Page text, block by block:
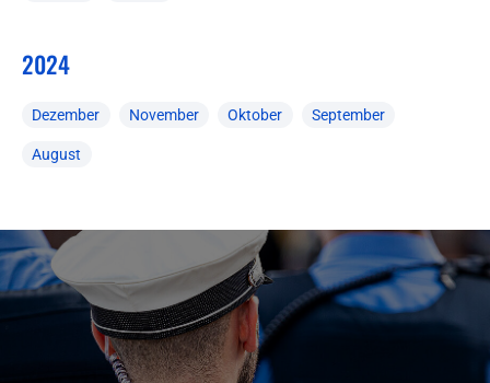
2024
Dezember November Oktober September
August